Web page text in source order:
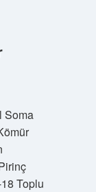
Soma
Toplu